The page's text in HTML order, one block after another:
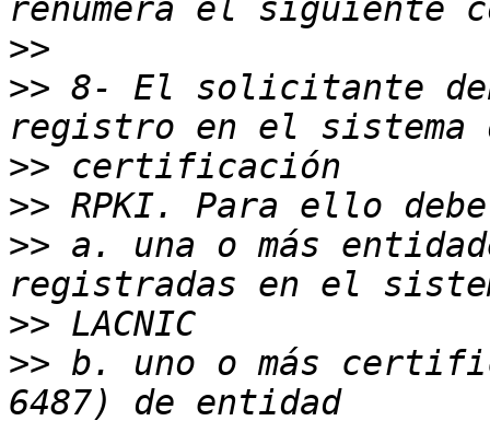
>>
>> 8- El solicitante
>>
>>
>> a. una o más
>>
>> b. uno o más